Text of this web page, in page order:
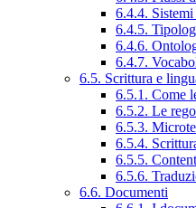
6.4.4.
6.4.5.
6.4.6.
6.4.7.
6.5. Scrittura e
6.5.1. Come
6.5.2. Le
6.5.3.
6.5.4.
6.5.5.
6.5.6.
6.6. Documenti